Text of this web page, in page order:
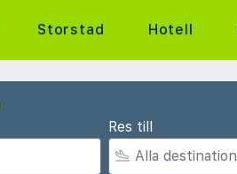
Storstad Hotell
Res till